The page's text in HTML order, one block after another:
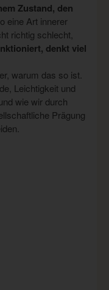
Zustand, den
eine Art innerer
richtig schlecht,
denkt viel
warum das so ist.
Leichtigkeit und
wie wir durch
Prägung